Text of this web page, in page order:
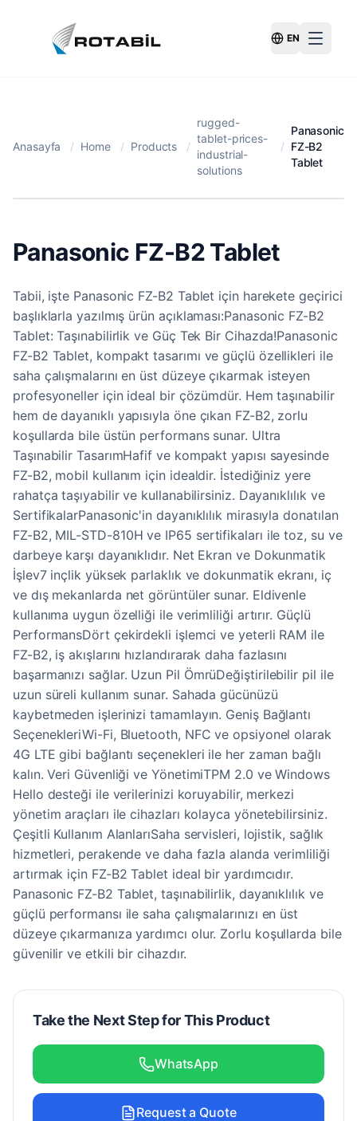
Switch
EN
Anasayfa / Home / Products /
rugged-
tablet-prices-
industrial-
solutions
/
Panasonic
FZ-B2
Tablet
Panasonic FZ-B2 Tablet
Tabii, işte Panasonic FZ-B2 Tablet için harekete geçirici
başlıklarla yazılmış ürün açıklaması:Panasonic FZ-B2
Tablet: Taşınabilirlik ve Güç Tek Bir Cihazda!Panasonic
FZ-B2 Tablet, kompakt tasarımı ve güçlü özellikleri ile
saha çalışmalarını en üst düzeye çıkarmak isteyen
profesyoneller için ideal bir çözümdür. Hem taşınabilir
hem de dayanıklı yapısıyla öne çıkan FZ-B2, zorlu
koşullarda bile üstün performans sunar. Ultra
Taşınabilir TasarımHafif ve kompakt yapısı sayesinde
FZ-B2, mobil kullanım için idealdir. İstediğiniz yere
rahatça taşıyabilir ve kullanabilirsiniz. Dayanıklılık ve
SertifikalarPanasonic'in dayanıklılık mirasıyla donatılan
FZ-B2, MIL-STD-810H ve IP65 sertifikaları ile toz, su ve
darbeye karşı dayanıklıdır. Net Ekran ve Dokunmatik
İşlev7 inçlik yüksek parlaklık ve dokunmatik ekranı, iç
ve dış mekanlarda net görüntüler sunar. Eldivenle
kullanıma uygun özelliği ile verimliliği artırır. Güçlü
PerformansDört çekirdekli işlemci ve yeterli RAM ile
FZ-B2, iş akışlarını hızlandırarak daha fazlasını
başarmanızı sağlar. Uzun Pil ÖmrüDeğiştirilebilir pil ile
uzun süreli kullanım sunar. Sahada gücünüzü
kaybetmeden işlerinizi tamamlayın. Geniş Bağlantı
SeçenekleriWi-Fi, Bluetooth, NFC ve opsiyonel olarak
4G LTE gibi bağlantı seçenekleri ile her zaman bağlı
kalın. Veri Güvenliği ve YönetimiTPM 2.0 ve Windows
Hello desteği ile verilerinizi koruyabilir, merkezi
yönetim araçları ile cihazları kolayca yönetebilirsiniz.
Çeşitli Kullanım AlanlarıSaha servisleri, lojistik, sağlık
hizmetleri, perakende ve daha fazla alanda verimliliği
artırmak için FZ-B2 Tablet ideal bir yardımcıdır.
Panasonic FZ-B2 Tablet, taşınabilirlik, dayanıklılık ve
güçlü performansı ile saha çalışmalarınızı en üst
düzeye çıkarmanıza yardımcı olur. Zorlu koşullarda bile
güvenilir ve etkili bir cihazdır.
Take the Next Step for This Product
WhatsApp
Request a Quote